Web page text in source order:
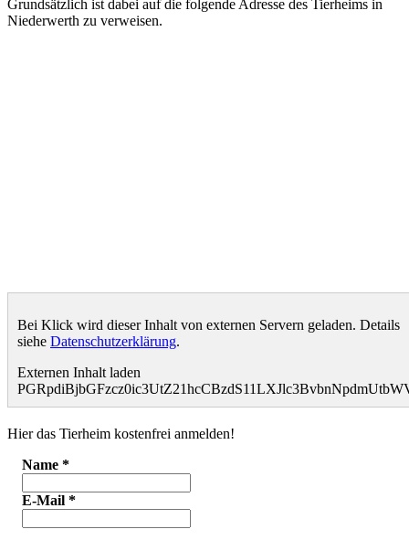
Grundsätzlich ist dabei auf die folgende Adresse des Tierheims in
Niederwerth zu verweisen.
Bei Klick wird dieser Inhalt von externen Servern geladen. Details
siehe Datenschutzerklärung.
Externen Inhalt laden
Hier das Tierheim kostenfrei anmelden!
Name *
E-Mail *